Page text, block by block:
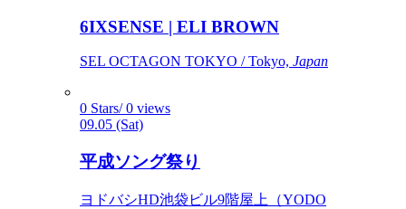
6IXSENSE | ELI BROWN
SEL OCTAGON TOKYO / Tokyo, Japan
0 Stars/ 0 views
09.05 (Sat)
平成ソング祭り
ヨドバシHD池袋ビル9階屋上（YODO